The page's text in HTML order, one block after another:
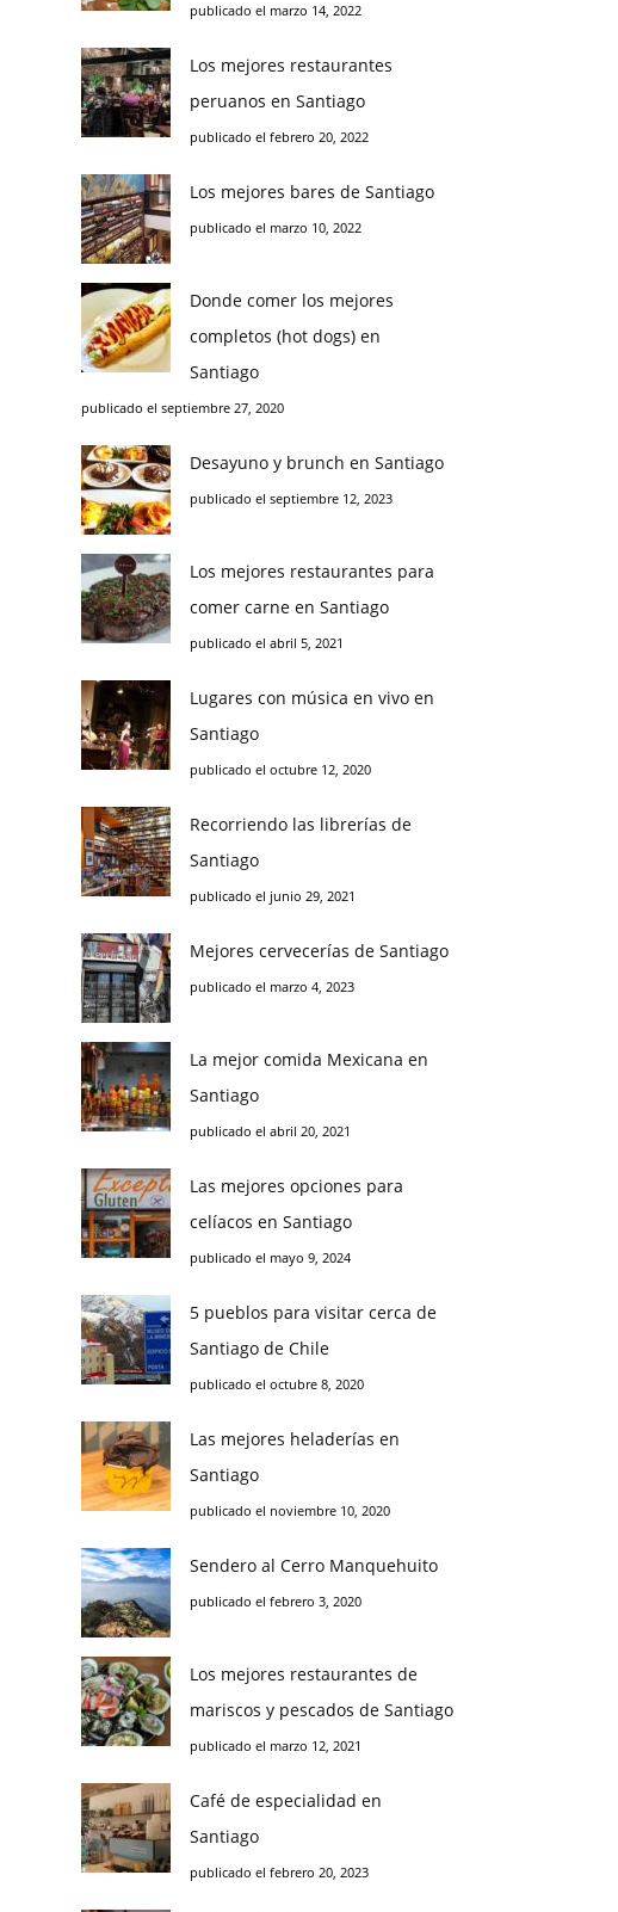
publicado el marzo 14, 2022
Los mejores restaurantes
peruanos en Santiago
publicado el febrero 20, 2022
Los mejores bares de Santiago
publicado el marzo 10, 2022
Donde comer los mejores
completos (hot dogs) en
Santiago
publicado el septiembre 27, 2020
Desayuno y brunch en Santiago
publicado el septiembre 12, 2023
Los mejores restaurantes para
comer carne en Santiago
publicado el abril 5, 2021
Lugares con música en vivo en
Santiago
publicado el octubre 12, 2020
Recorriendo las librerías de
Santiago
publicado el junio 29, 2021
Mejores cervecerías de Santiago
publicado el marzo 4, 2023
La mejor comida Mexicana en
Santiago
publicado el abril 20, 2021
Las mejores opciones para
celíacos en Santiago
publicado el mayo 9, 2024
5 pueblos para visitar cerca de
Santiago de Chile
publicado el octubre 8, 2020
Las mejores heladerías en
Santiago
publicado el noviembre 10, 2020
Sendero al Cerro Manquehuito
publicado el febrero 3, 2020
Los mejores restaurantes de
mariscos y pescados de Santiago
publicado el marzo 12, 2021
Café de especialidad en
Santiago
publicado el febrero 20, 2023